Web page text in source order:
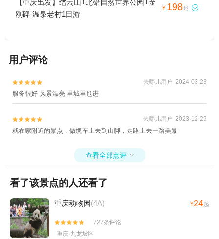
【重庆出发】缙云山+北碚自然世界公园+金
刚碑·温泉老村1日游
¥ 198起 
用户评论

 去哪儿用户 2024-03-23
服务很好 风景漂亮 里城里也进

 去哪儿用户 2023-12-29
就在家附近的景点，做缆车上去到山脚，走路上去一路美景
查看全部点评 
看了该景点的人还看了
重庆动物园(4A) ¥24起


727条评论
重庆·九龙坡区